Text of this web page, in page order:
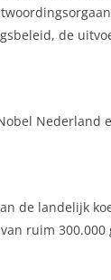
de
de landelijk
ruim